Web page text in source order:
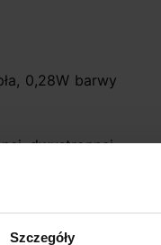
Szczegóły
0,28W barwy
dwustronnej,
zielona,